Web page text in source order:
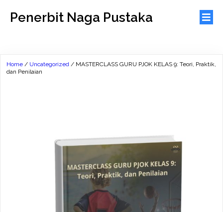
Penerbit Naga Pustaka
Home / Uncategorized / MASTERCLASS GURU PJOK KELAS 9: Teori, Praktik,
dan Penilaian